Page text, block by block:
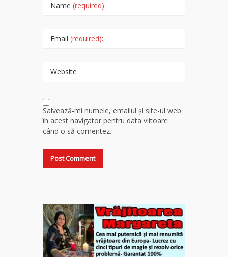
Name (required):
Email (required):
Website
Salvează-mi numele, emailul și site-ul web
în acest navigator pentru data viitoare
când o să comentez.